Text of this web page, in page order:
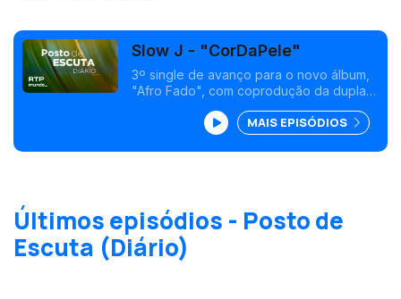
Slow J - "CorDaPele"
3º single de avanço para o novo álbum,
"Afro Fado", com coprodução da dupla
Henrique e António Carvalhal, e com a
participação de João Caetano
(percussão e violino). <br />
MAIS EPISÓDIOS
Últimos episódios - Posto de
Escuta (Diário)